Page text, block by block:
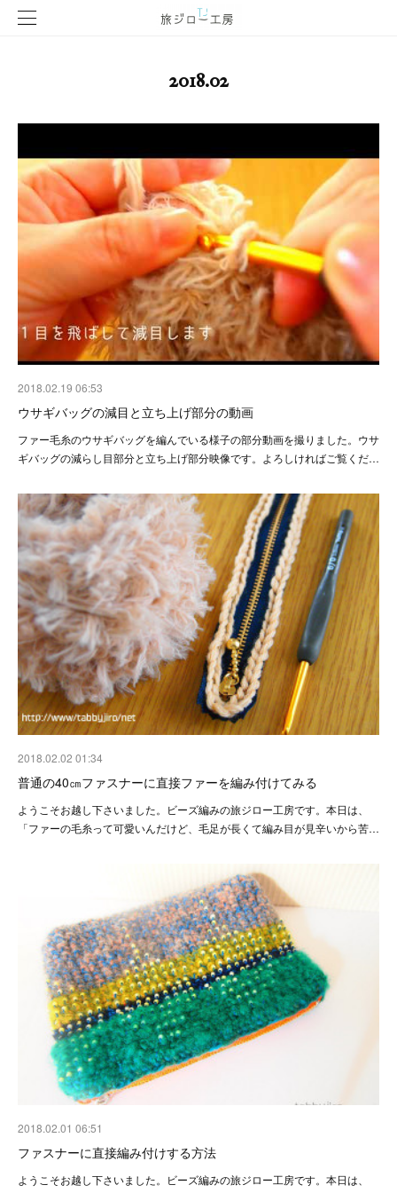
2018.02
2018.02.19 06:53
ウサギバッグの減目と立ち上げ部分の動画
ファー毛糸のウサギバッグを編んでいる様子の部分動画を撮りました。ウサ
ギバッグの減らし目部分と立ち上げ部分映像です。よろしければご覧くだ…
2018.02.02 01:34
普通の40㎝ファスナーに直接ファーを編み付けてみる
ようこそお越し下さいました。ビーズ編みの旅ジロー工房です。本日は、
「ファーの毛糸って可愛いんだけど、毛足が長くて編み目が見辛いから苦…
2018.02.01 06:51
ファスナーに直接編み付けする方法
ようこそお越し下さいました。ビーズ編みの旅ジロー工房です。本日は、